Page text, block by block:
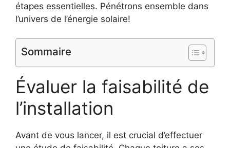
étapes essentielles. Pénétrons ensemble dans
l’univers de l’énergie solaire!
Sommaire
Évaluer la faisabilité de
l’installation
Avant de vous lancer, il est crucial d’effectuer